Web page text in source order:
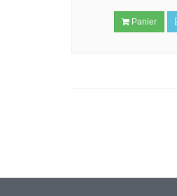
Panier